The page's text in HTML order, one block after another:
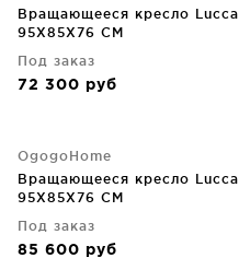
Вращающееся кресло Lucca
95X85X76 CM
Под заказ
72 300 руб
OgogoHome
Вращающееся кресло Lucca
95X85X76 CM
Под заказ
85 600 руб